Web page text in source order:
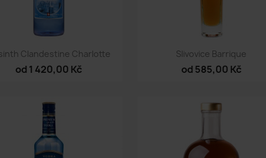
Clandestine Charlotte
od 1 420,00 Kč
Rychlý náhled Slivovice Barrique
od 585,00 Kč
Rychlý náhled